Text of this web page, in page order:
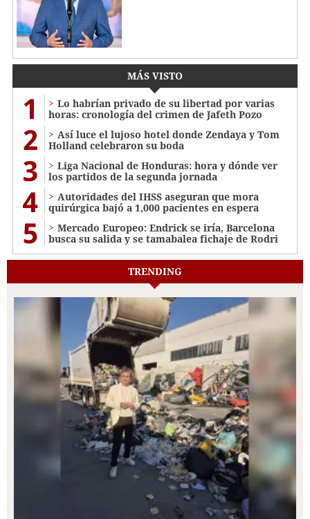
MÁS VISTO
1
Lo habrían privado de su libertad por varias
horas: cronología del crimen de Jafeth Pozo
2
Así luce el lujoso hotel donde Zendaya y Tom
Holland celebraron su boda
3
Liga Nacional de Honduras: hora y dónde ver
los partidos de la segunda jornada
4
Autoridades del IHSS aseguran que mora
quirúrgica bajó a 1,000 pacientes en espera
5
Mercado Europeo: Endrick se iría, Barcelona
busca su salida y se tamabalea fichaje de Rodri
TRENDING